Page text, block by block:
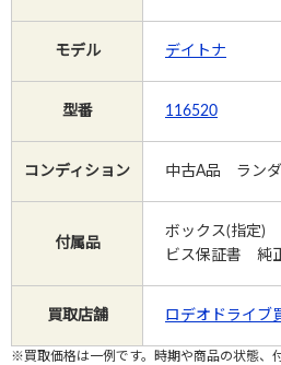
モデル デイトナ
型番 116520
コンディション 中古A品 ラン
付属品
ボックス(指定)
ビス保証書 純
買取店舗 ロデオドライブ
※買取価格は一例です。時期や商品の状態、